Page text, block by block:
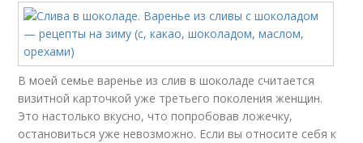
В моей семье варенье из слив в шоколаде считается
визитной карточкой уже третьего поколения женщин.
Это настолько вкусно, что попробовав ложечку,
остановиться уже невозможно. Если вы относите себя к